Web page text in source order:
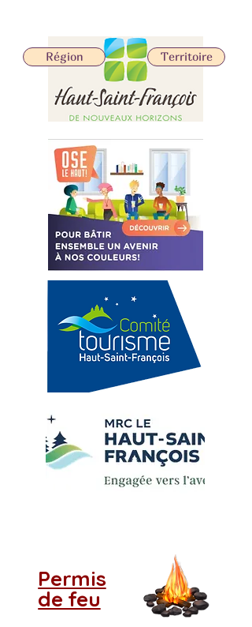
Territoire
Région
Permis
de feu